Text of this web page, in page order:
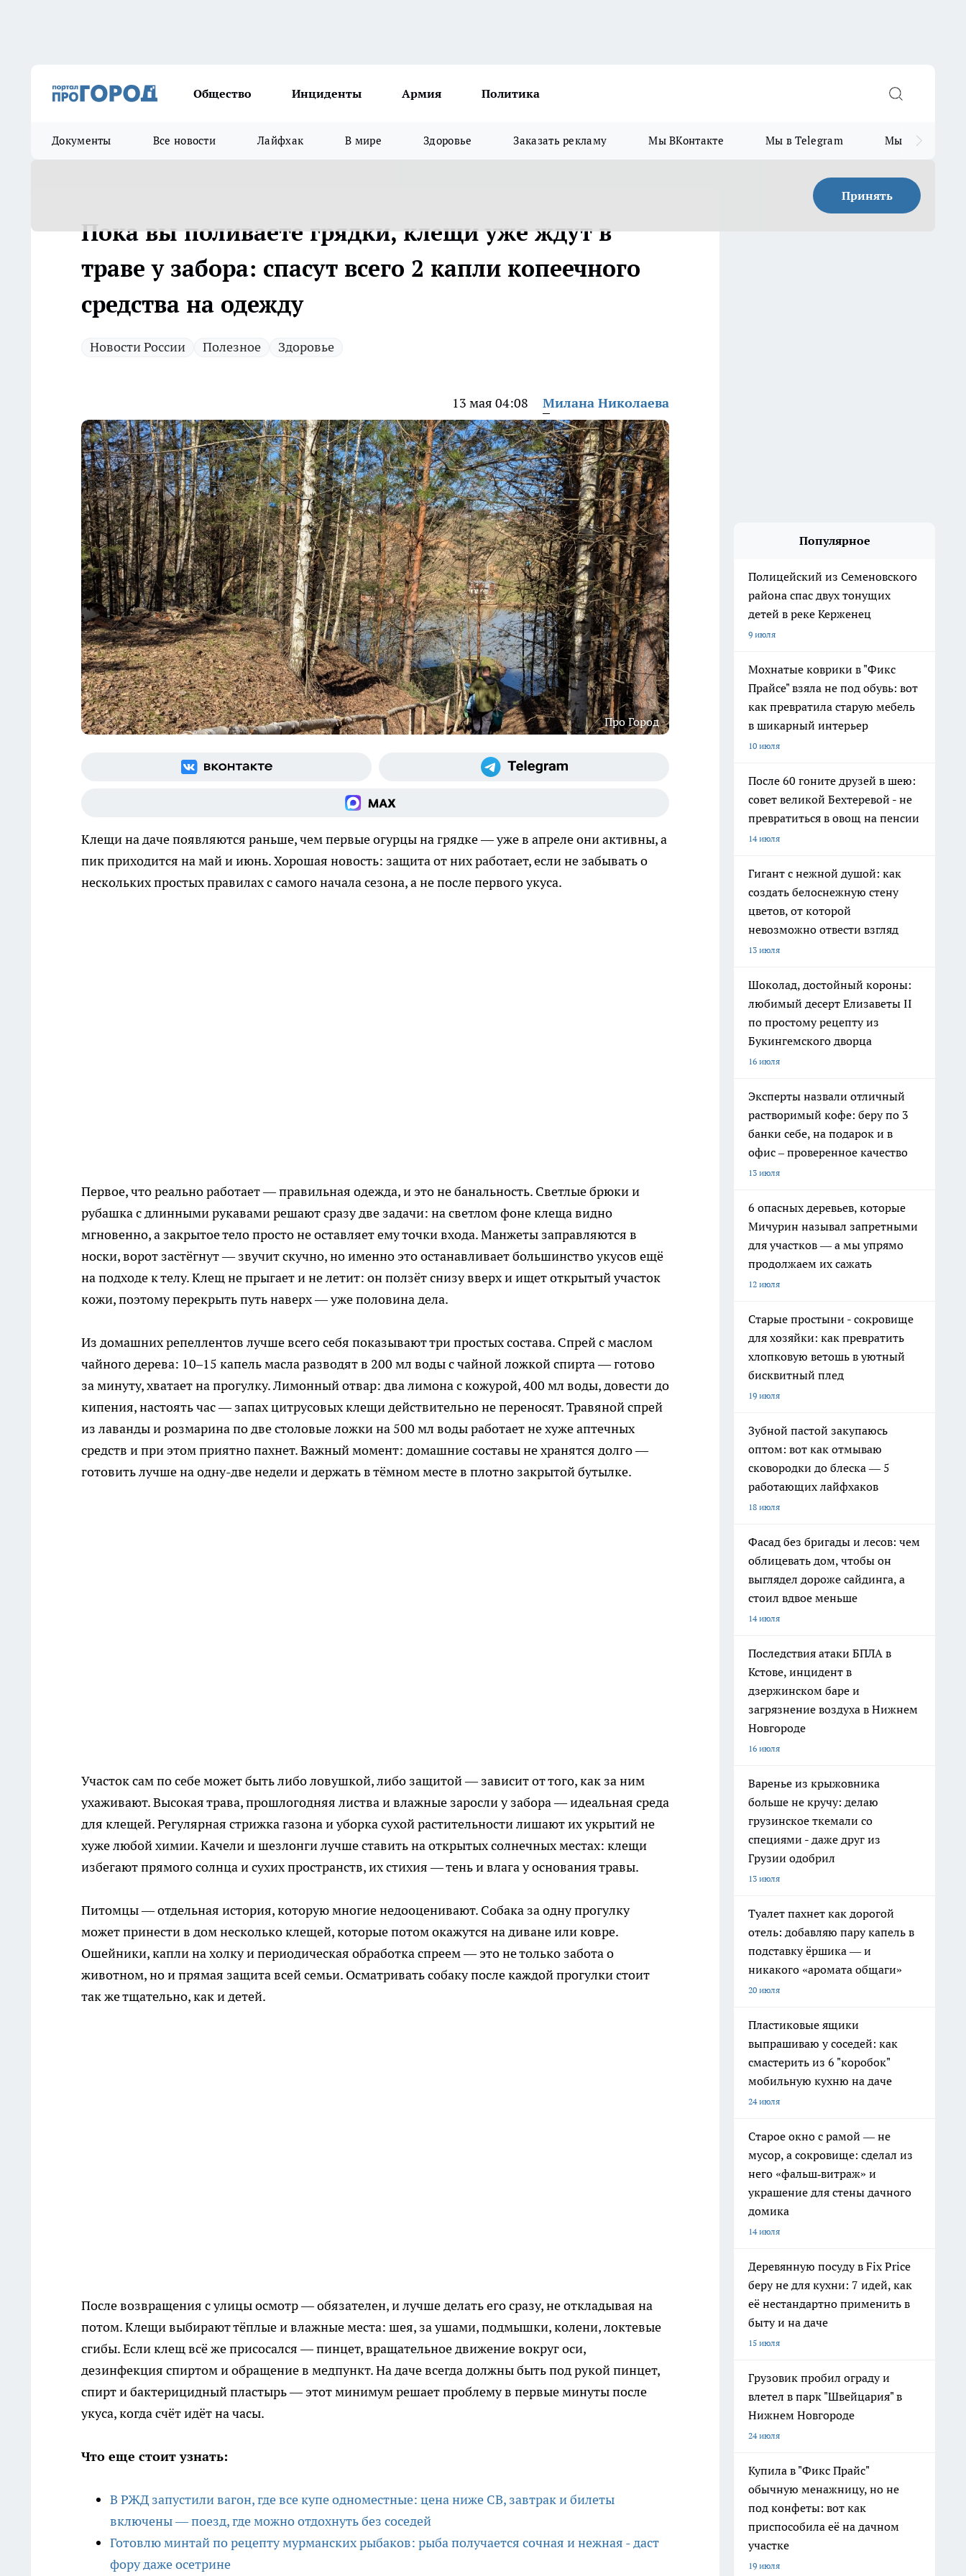
Общество Инциденты Армия Политика
Документы Все новости Лайфхак В мире Здоровье Заказать рекламу Мы ВКонтакте Мы в Telegram Мы в MAX
Принять
Пока вы поливаете грядки, клещи уже ждут в
траве у забора: спасут всего 2 капли копеечного
средства на одежду
Новости России Полезное Здоровье
13 мая 04:08 Милана Николаева
Про Город
Клещи на даче появляются раньше, чем первые огурцы на грядке — уже в апреле они активны, а
пик приходится на май и июнь. Хорошая новость: защита от них работает, если не забывать о
нескольких простых правилах с самого начала сезона, а не после первого укуса.
Первое, что реально работает — правильная одежда, и это не банальность. Светлые брюки и
рубашка с длинными рукавами решают сразу две задачи: на светлом фоне клеща видно
мгновенно, а закрытое тело просто не оставляет ему точки входа. Манжеты заправляются в
носки, ворот застёгнут — звучит скучно, но именно это останавливает большинство укусов ещё
на подходе к телу. Клещ не прыгает и не летит: он ползёт снизу вверх и ищет открытый участок
кожи, поэтому перекрыть путь наверх — уже половина дела.
Из домашних репеллентов лучше всего себя показывают три простых состава. Спрей с маслом
чайного дерева: 10–15 капель масла разводят в 200 мл воды с чайной ложкой спирта — готово
за минуту, хватает на прогулку. Лимонный отвар: два лимона с кожурой, 400 мл воды, довести до
кипения, настоять час — запах цитрусовых клещи действительно не переносят. Травяной спрей
из лаванды и розмарина по две столовые ложки на 500 мл воды работает не хуже аптечных
средств и при этом приятно пахнет. Важный момент: домашние составы не хранятся долго —
готовить лучше на одну-две недели и держать в тёмном месте в плотно закрытой бутылке.
Участок сам по себе может быть либо ловушкой, либо защитой — зависит от того, как за ним
ухаживают. Высокая трава, прошлогодняя листва и влажные заросли у забора — идеальная среда
для клещей. Регулярная стрижка газона и уборка сухой растительности лишают их укрытий не
хуже любой химии. Качели и шезлонги лучше ставить на открытых солнечных местах: клещи
избегают прямого солнца и сухих пространств, их стихия — тень и влага у основания травы.
Питомцы — отдельная история, которую многие недооценивают. Собака за одну прогулку
может принести в дом несколько клещей, которые потом окажутся на диване или ковре.
Ошейники, капли на холку и периодическая обработка спреем — это не только забота о
животном, но и прямая защита всей семьи. Осматривать собаку после каждой прогулки стоит
так же тщательно, как и детей.
После возвращения с улицы осмотр — обязателен, и лучше делать его сразу, не откладывая на
потом. Клещи выбирают тёплые и влажные места: шея, за ушами, подмышки, колени, локтевые
сгибы. Если клещ всё же присосался — пинцет, вращательное движение вокруг оси,
дезинфекция спиртом и обращение в медпункт. На даче всегда должны быть под рукой пинцет,
спирт и бактерицидный пластырь — этот минимум решает проблему в первые минуты после
укуса, когда счёт идёт на часы.
Что еще стоит узнать:
В РЖД запустили вагон, где все купе одноместные: цена ниже СВ, завтрак и билеты
включены — поезд, где можно отдохнуть без соседей
Готовлю минтай по рецепту мурманских рыбаков: рыба получается сочная и нежная - даст
фору даже осетрине
Популярное
Полицейский из Семеновского
района спас двух тонущих
детей в реке Керженец
9 июля
Мохнатые коврики в "Фикс
Прайсе" взяла не под обувь: вот
как превратила старую мебель
в шикарный интерьер
10 июля
После 60 гоните друзей в шею:
совет великой Бехтеревой - не
превратиться в овощ на пенсии
14 июля
Гигант с нежной душой: как
создать белоснежную стену
цветов, от которой
невозможно отвести взгляд
13 июля
Шоколад, достойный короны:
любимый десерт Елизаветы II
по простому рецепту из
Букингемского дворца
16 июля
Эксперты назвали отличный
растворимый кофе: беру по 3
банки себе, на подарок и в
офис – проверенное качество
13 июля
6 опасных деревьев, которые
Мичурин называл запретными
для участков — а мы упрямо
продолжаем их сажать
12 июля
Старые простыни - сокровище
для хозяйки: как превратить
хлопковую ветошь в уютный
бисквитный плед
19 июля
Зубной пастой закупаюсь
оптом: вот как отмываю
сковородки до блеска — 5
работающих лайфхаков
18 июля
Фасад без бригады и лесов: чем
облицевать дом, чтобы он
выглядел дороже сайдинга, а
стоил вдвое меньше
14 июля
Последствия атаки БПЛА в
Кстове, инцидент в
дзержинском баре и
загрязнение воздуха в Нижнем
Новгороде
16 июля
Варенье из крыжовника
больше не кручу: делаю
грузинское ткемали со
специями - даже друг из
Грузии одобрил
13 июля
Туалет пахнет как дорогой
отель: добавляю пару капель в
подставку ёршика — и
никакого «аромата общаги»
20 июля
Пластиковые ящики
выпрашиваю у соседей: как
смастерить из 6 "коробок"
мобильную кухню на даче
24 июля
Старое окно с рамой — не
мусор, а сокровище: сделал из
него «фальш‑витраж» и
украшение для стены дачного
домика
14 июля
Деревянную посуду в Fix Price
беру не для кухни: 7 идей, как
её нестандартно применить в
быту и на даче
15 июля
Грузовик пробил ограду и
влетел в парк "Швейцария" в
Нижнем Новгороде
24 июля
Купила в "Фикс Прайс"
обычную менажницу, но не
под конфеты: вот как
приспособила её на дачном
участке
19 июля